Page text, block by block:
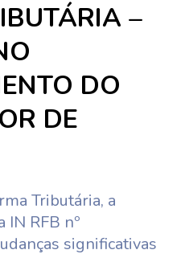
–
DO
DE
Tributária, a
IN RFB nº
significativas